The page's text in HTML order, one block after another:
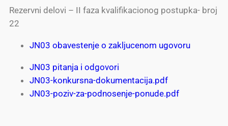
Rezervni delovi – II faza kvalifikacionog postupka- broj
22
JN03 obavestenje o zakljucenom ugovoru
JN03 pitanja i odgovori
JN03-konkursna-dokumentacija.pdf
JN03-poziv-za-podnosenje-ponude.pdf